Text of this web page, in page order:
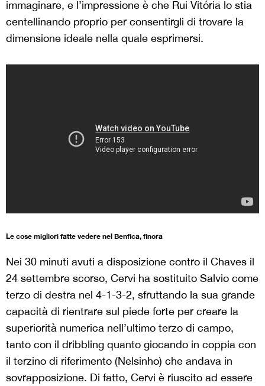
immaginare, e l’impressione è che Rui Vitória lo stia
centellinando proprio per consentirgli di trovare la
dimensione ideale nella quale esprimersi.
Le cose migliori fatte vedere nel Benfica, finora
Nei 30 minuti avuti a disposizione contro il Chaves il
24 settembre scorso, Cervi ha sostituito Salvio come
terzo di destra nel 4-1-3-2, sfruttando la sua grande
capacità di rientrare sul piede forte per creare la
superiorità numerica nell’ultimo terzo di campo,
tanto con il dribbling quanto giocando in coppia con
il terzino di riferimento (Nelsinho) che andava in
sovrapposizione. Di fatto, Cervi è riuscito ad essere